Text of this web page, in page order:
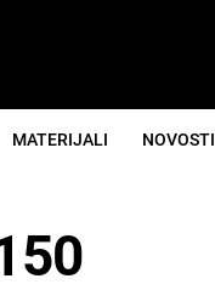
MATERIJALI NOVOSTI